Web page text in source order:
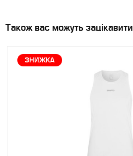
Також вас можуть зацікавити
ЗНИЖКА